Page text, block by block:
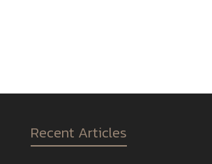
Recent Articles